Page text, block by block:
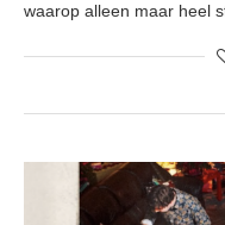
waarop alleen maar heel